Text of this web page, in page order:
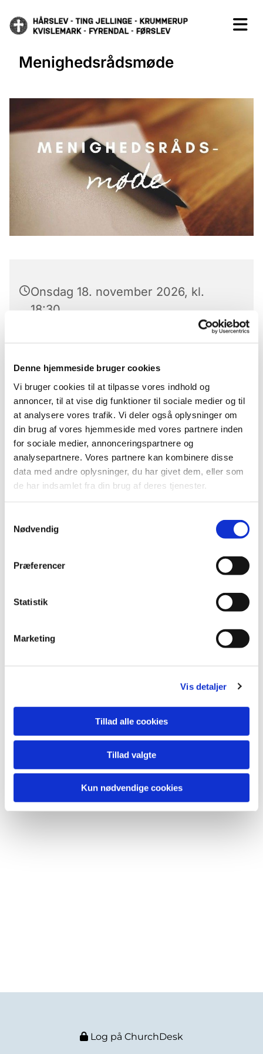
Denne hjemmeside bruger cookies
Vi bruger cookies til at tilpasse vores indhold og
annoncer, til at vise dig funktioner til sociale medier og til
at analysere vores trafik. Vi deler også oplysninger om
din brug af vores hjemmeside med vores partnere inden
for sociale medier, annonceringspartnere og
analysepartnere. Vores partnere kan kombinere disse
data med andre oplysninger, du har givet dem, eller som
de har indsamlet fra din brug af deres tjenester.
Nødvendig
Præferencer
Statistik
Marketing
Vis detaljer
Tillad alle cookies
Tillad valgte
Kun nødvendige cookies
Menighedsrådsmøde
Onsdag 18. november 2026, kl.
18:30
Hårslev sognegård, Hårslevvej 27A,
Log på ChurchDesk